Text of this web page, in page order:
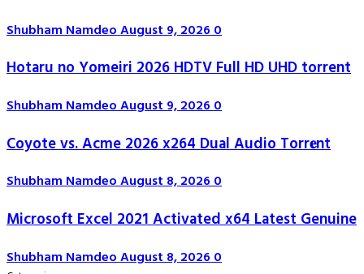
Shubham NamdeoAugust 9, 20260
Hotaru no Yomeiri 2026 HDTV Full HD UHD torrent
Shubham NamdeoAugust 9, 20260
Coyote vs. Acme 2026 x264 Dual Audio Torr𝐞nt
Shubham NamdeoAugust 8, 20260
Microsoft Excel 2021 Activated x64 Latest Genuine
Shubham NamdeoAugust 8, 20260